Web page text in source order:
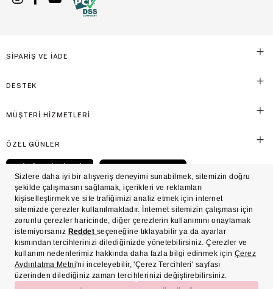
SİPARİŞ VE İADE
DESTEK
MÜŞTERİ HİZMETLERİ
ÖZEL GÜNLER
© Victoria's Secret Shaya Mağazacılık A.Ş. Franchise lisansı aracılığıyla işletilen ticari
markasıdır. Her hakkı saklıdır.
Ön Bilgilendirme
Süreç Bazlı Müşteri Aydınlatma Metni
İşlem Rehberi